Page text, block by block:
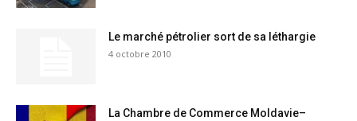
Le marché pétrolier sort de sa léthargie
4 octobre 2010
La Chambre de Commerce Moldavie–